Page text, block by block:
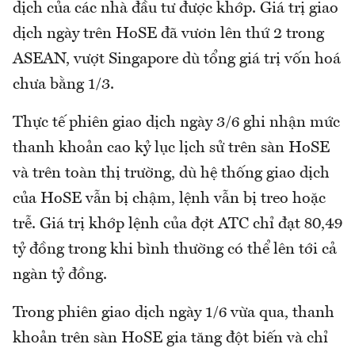
dịch của các nhà đầu tư được khớp. Giá trị giao
dịch ngày trên HoSE đã vươn lên thứ 2 trong
ASEAN, vượt Singapore dù tổng giá trị vốn hoá
chưa bằng 1/3.
Thực tế phiên giao dịch ngày 3/6 ghi nhận mức
thanh khoản cao kỷ lục lịch sử trên sàn HoSE
và trên toàn thị trường, dù hệ thống giao dịch
của HoSE vẫn bị chậm, lệnh vẫn bị treo hoặc
trễ. Giá trị khớp lệnh của đợt ATC chỉ đạt 80,49
tỷ đồng trong khi bình thường có thể lên tới cả
ngàn tỷ đồng.
Trong phiên giao dịch ngày 1/6 vừa qua, thanh
khoản trên sàn HoSE gia tăng đột biến và chỉ